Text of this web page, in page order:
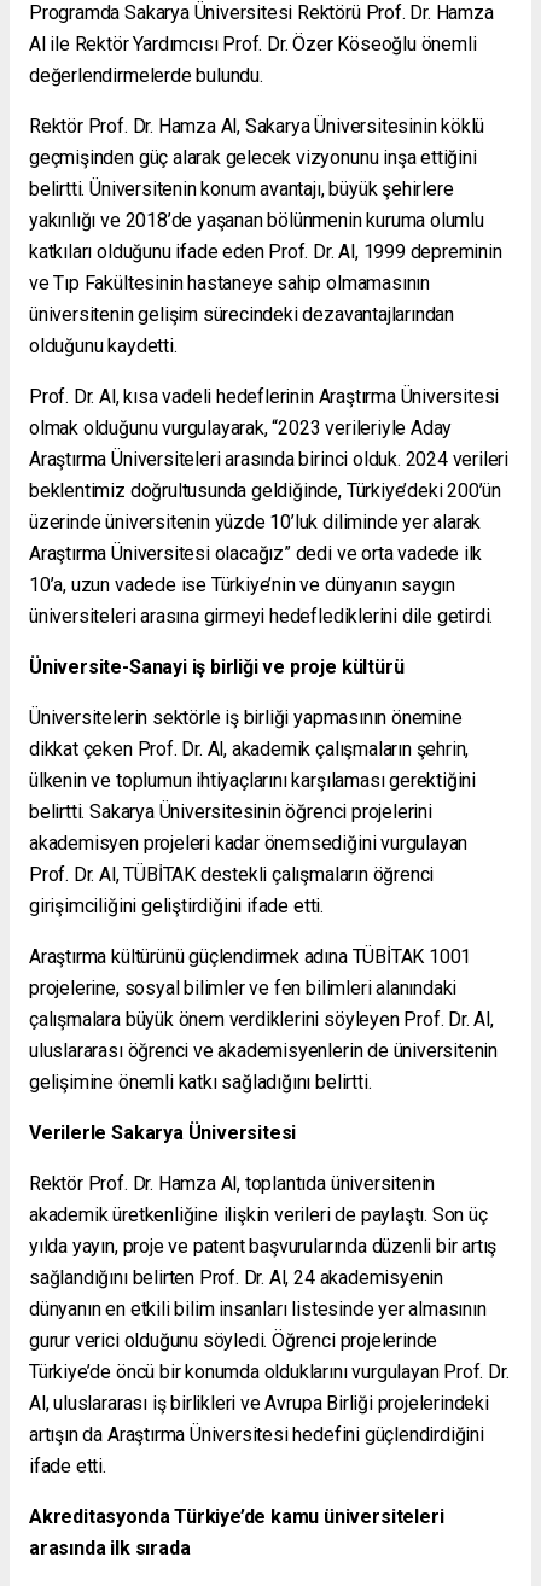
Programda Sakarya Üniversitesi Rektörü Prof. Dr. Hamza
Al ile Rektör Yardımcısı Prof. Dr. Özer Köseoğlu önemli
değerlendirmelerde bulundu.
Rektör Prof. Dr. Hamza Al, Sakarya Üniversitesinin köklü
geçmişinden güç alarak gelecek vizyonunu inşa ettiğini
belirtti. Üniversitenin konum avantajı, büyük şehirlere
yakınlığı ve 2018’de yaşanan bölünmenin kuruma olumlu
katkıları olduğunu ifade eden Prof. Dr. Al, 1999 depreminin
ve Tıp Fakültesinin hastaneye sahip olmamasının
üniversitenin gelişim sürecindeki dezavantajlarından
olduğunu kaydetti.
Prof. Dr. Al, kısa vadeli hedeflerinin Araştırma Üniversitesi
olmak olduğunu vurgulayarak, “2023 verileriyle Aday
Araştırma Üniversiteleri arasında birinci olduk. 2024 verileri
beklentimiz doğrultusunda geldiğinde, Türkiye’deki 200’ün
üzerinde üniversitenin yüzde 10’luk diliminde yer alarak
Araştırma Üniversitesi olacağız” dedi ve orta vadede ilk
10’a, uzun vadede ise Türkiye’nin ve dünyanın saygın
üniversiteleri arasına girmeyi hedeflediklerini dile getirdi.
Üniversite-Sanayi iş birliği ve proje kültürü
Üniversitelerin sektörle iş birliği yapmasının önemine
dikkat çeken Prof. Dr. Al, akademik çalışmaların şehrin,
ülkenin ve toplumun ihtiyaçlarını karşılaması gerektiğini
belirtti. Sakarya Üniversitesinin öğrenci projelerini
akademisyen projeleri kadar önemsediğini vurgulayan
Prof. Dr. Al, TÜBİTAK destekli çalışmaların öğrenci
girişimciliğini geliştirdiğini ifade etti.
Araştırma kültürünü güçlendirmek adına TÜBİTAK 1001
projelerine, sosyal bilimler ve fen bilimleri alanındaki
çalışmalara büyük önem verdiklerini söyleyen Prof. Dr. Al,
uluslararası öğrenci ve akademisyenlerin de üniversitenin
gelişimine önemli katkı sağladığını belirtti.
Verilerle Sakarya Üniversitesi
Rektör Prof. Dr. Hamza Al, toplantıda üniversitenin
akademik üretkenliğine ilişkin verileri de paylaştı. Son üç
yılda yayın, proje ve patent başvurularında düzenli bir artış
sağlandığını belirten Prof. Dr. Al, 24 akademisyenin
dünyanın en etkili bilim insanları listesinde yer almasının
gurur verici olduğunu söyledi. Öğrenci projelerinde
Türkiye’de öncü bir konumda olduklarını vurgulayan Prof. Dr.
Al, uluslararası iş birlikleri ve Avrupa Birliği projelerindeki
artışın da Araştırma Üniversitesi hedefini güçlendirdiğini
ifade etti.
Akreditasyonda Türkiye’de kamu üniversiteleri
arasında ilk sırada